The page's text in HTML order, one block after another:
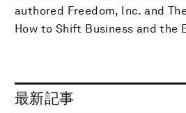
authored Freedom, Inc. and
How to Shift Business and the
最新記事